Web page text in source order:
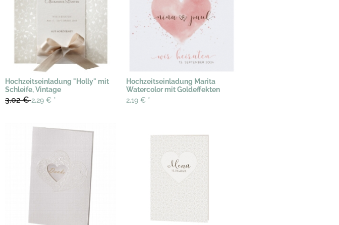
Hochzeitseinladung "Holly" mit
Schleife, Vintage
3,02 €2,29 € *
Hochzeitseinladung Marita
Watercolor mit Goldeffekten
2,19 € *